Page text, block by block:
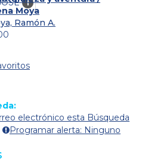
1
Moya
Ramón A.
electrónico esta Búsqueda
Programar alerta: Ninguno